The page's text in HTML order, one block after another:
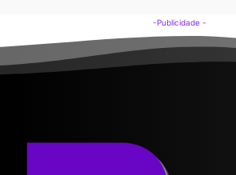
-Publicidade -